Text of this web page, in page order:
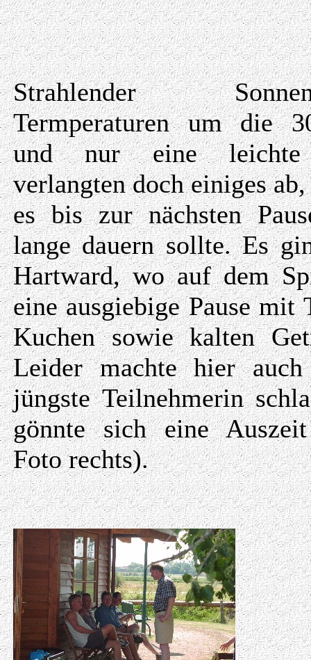
Strahlender
Termperaturen um die
und nur eine leichte
verlangten doch einiges ab,
es bis zur nächsten
lange dauern sollte. Es
Hartward, wo auf dem
eine ausgiebige Pause mit
Kuchen sowie kalten
Leider machte hier auch
jüngste Teilnehmerin
gönnte sich eine
Foto rechts).